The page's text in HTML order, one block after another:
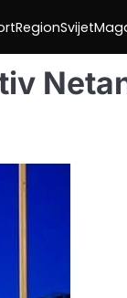
RegionSvijet